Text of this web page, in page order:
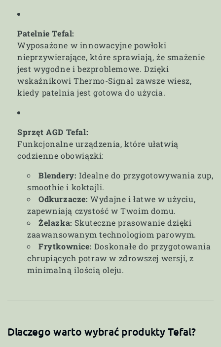
Patelnie Tefal:
Wyposażone w innowacyjne powłoki
nieprzywierające, które sprawiają, że smażenie
jest wygodne i bezproblemowe. Dzięki
wskaźnikowi Thermo-Signal zawsze wiesz,
kiedy patelnia jest gotowa do użycia.
Sprzęt AGD Tefal:
Funkcjonalne urządzenia, które ułatwią
codzienne obowiązki:
Blendery: Idealne do przygotowywania zup,
smoothie i koktajli.
Odkurzacze: Wydajne i łatwe w użyciu,
zapewniają czystość w Twoim domu.
Żelazka: Skuteczne prasowanie dzięki
zaawansowanym technologiom parowym.
Frytkownice: Doskonałe do przygotowania
chrupiących potraw w zdrowszej wersji, z
minimalną ilością oleju.
Dlaczego warto wybrać produkty Tefal?